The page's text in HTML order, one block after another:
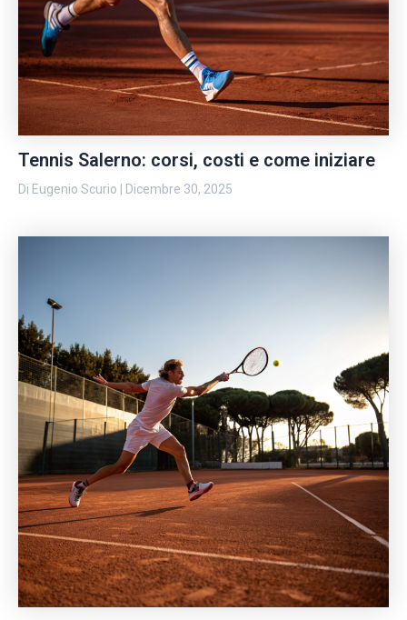
Tennis Salerno: corsi, costi e come iniziare
Di Eugenio Scurio Dicembre 30, 2025